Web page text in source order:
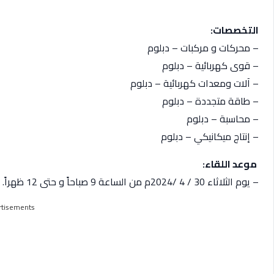
التخصصات:
– محركات و مركبات – دبلوم
– قوى كهربائية – دبلوم
– آلات ومعدات كهربائية – دبلوم
– طاقة متجددة – دبلوم
– محاسبة – دبلوم
– إنتاج ميكانيكي – دبلوم
‏ موعد اللقاء:
– يوم الثلاثاء 30 / 4 /2024م من الساعة 9 صباحاً و حتى 12 ظهراً.